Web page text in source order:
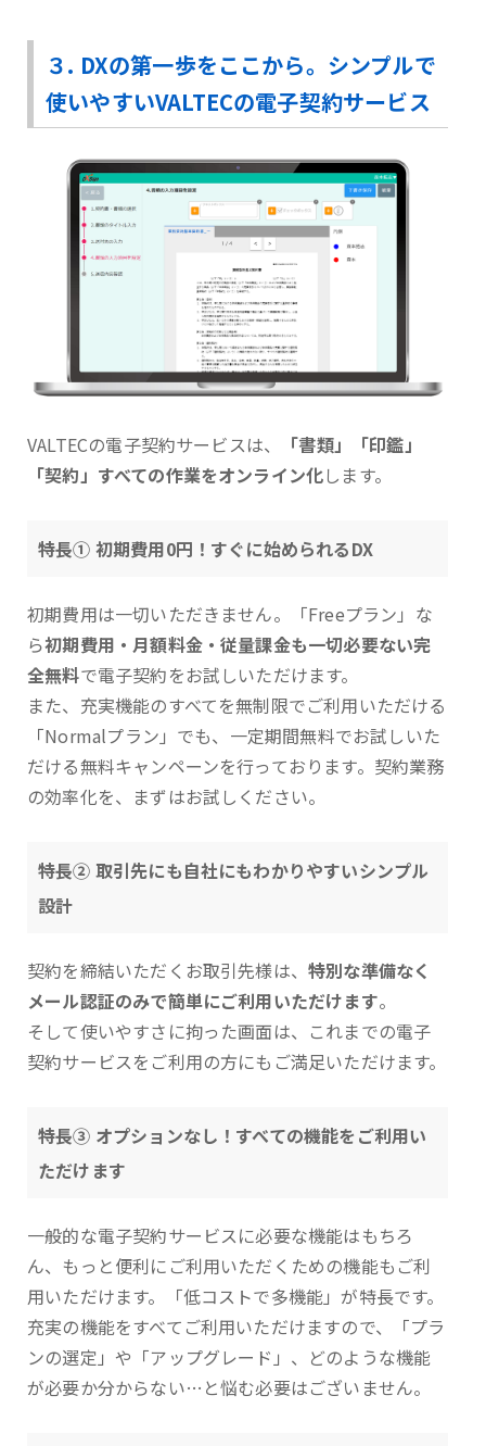
３. DXの第一歩をここから。シンプルで
使いやすいVALTECの電子契約サービス
VALTECの電子契約サービスは、
「書類」「印鑑」
「契約」すべての作業をオンライン化します。
特長① 初期費用0円！すぐに始められるDX
初期費用は一切いただきません。「Freeプラン」な
ら初期費用・月額料金・従量課金も一切必要ない完
全無料で電子契約をお試しいただけます。
また、充実機能のすべてを無制限でご利用いただける
「Normalプラン」でも、一定期間無料でお試しいた
だける無料キャンペーンを行っております。契約業務
の効率化を、まずはお試しください。
特長② 取引先にも自社にもわかりやすいシンプル
設計
契約を締結いただくお取引先様は、 特別な準備なく
メール認証のみで簡単にご利用いただけます。
そして使いやすさに拘った画面は、これまでの電子
契約サービスをご利用の方にもご満足いただけます。
特長③ オプションなし！すべての機能をご利用い
ただけます
一般的な電子契約サービスに必要な機能はもちろ
ん、もっと便利にご利用いただくための機能もご利
用いただけます。「低コストで多機能」が特長です。
充実の機能をすべてご利用いただけますので、「プラ
ンの選定」や「アップグレード」、どのような機能
が必要か分からない…と悩む必要はございません。